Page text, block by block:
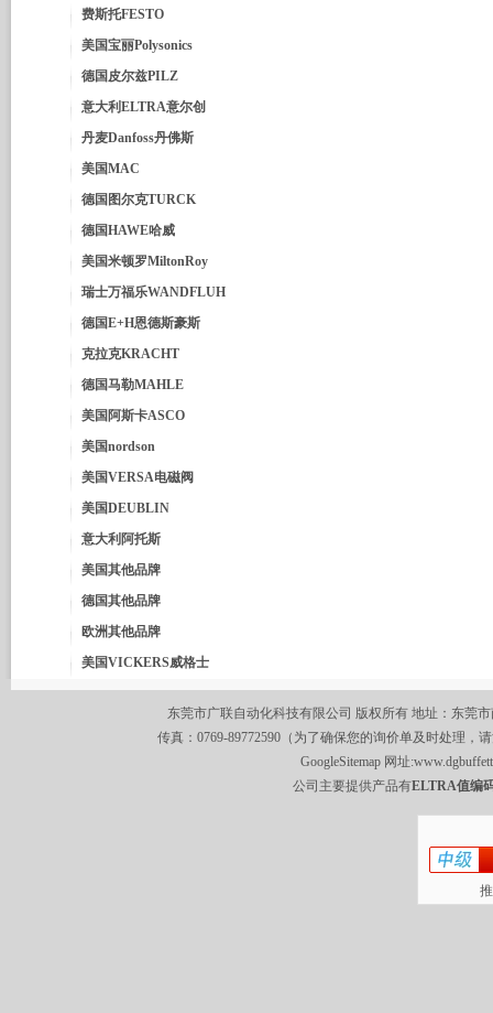
费斯托FESTO
美国宝丽Polysonics
德国皮尔兹PILZ
意大利ELTRA意尔创
丹麦Danfoss丹佛斯
美国MAC
德国图尔克TURCK
德国HAWE哈威
美国米顿罗MiltonRoy
瑞士万福乐WANDFLUH
德国E+H恩德斯豪斯
克拉克KRACHT
德国马勒MAHLE
美国阿斯卡ASCO
美国nordson
美国VERSA电磁阀
美国DEUBLIN
意大利阿托斯
美国其他品牌
德国其他品牌
欧洲其他品牌
美国VICKERS威格士
东莞市广联自动化科技有限公司 版权所有 地址：东莞
传真：0769-89772590（为了确保您的询价单及时处理，
GoogleSitemap 网址:
公司主要提供产品有ELTRA值编